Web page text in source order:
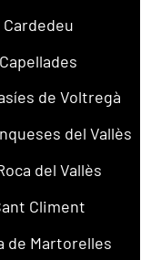
Cardedeu
Capellades
de Voltregà
del Vallès
del Vallès
Climent
de Martorelles